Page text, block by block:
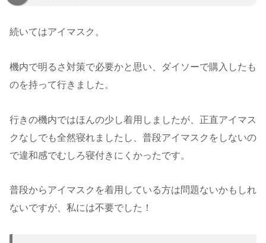
続いてはアイマスク。
機内で明るさ対策で必要かと思い、ダイソーで購入したも
のを持って行きました。
行きの機内ではほんの少し着用しましたが、正直アイマス
クなしでも全然寝れましたし、普段アイマスクをしないの
で違和感でむしろ寝付きにくかったです。
普段からアイマスクを着用している方は問題ないかもしれ
ないですが、私には不要でした！